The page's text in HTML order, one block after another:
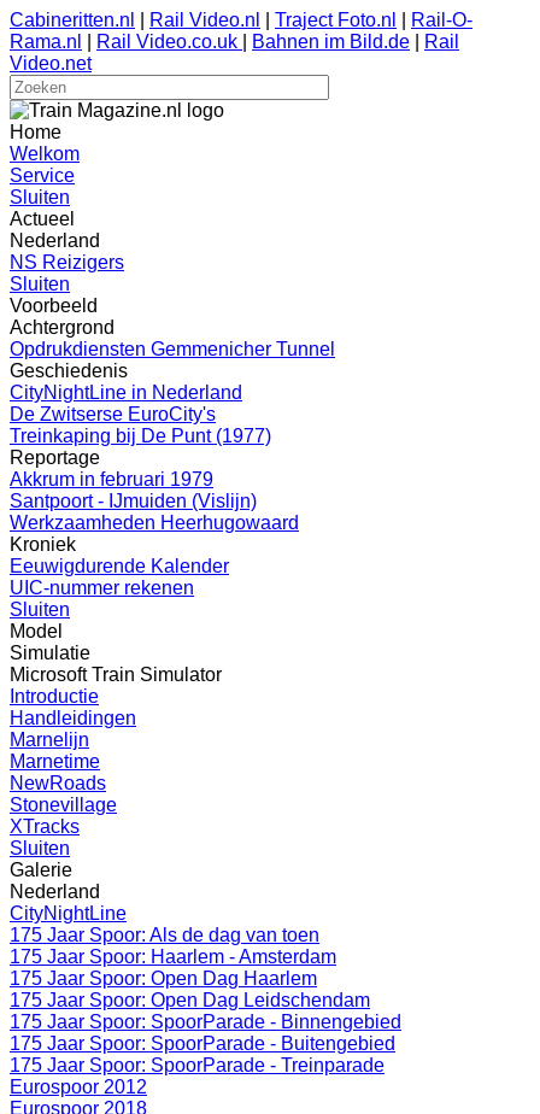
Cabineritten.nl Rail Video.nl Traject Foto.nl
Rail-O-
Rama.nl
Rail Video.co.uk Bahnen im Bild.de
Rail
Video.net
Home
Welkom
Service
Sluiten
Actueel
Nederland
NS Reizigers
Sluiten
Voorbeeld
Achtergrond
Opdrukdiensten Gemmenicher Tunnel
Geschiedenis
CityNightLine in Nederland
De Zwitserse EuroCity's
Treinkaping bij De Punt (1977)
Reportage
Akkrum in februari 1979
Santpoort - IJmuiden (Vislijn)
Werkzaamheden Heerhugowaard
Kroniek
Eeuwigdurende Kalender
UIC-nummer rekenen
Sluiten
Model
Simulatie
Microsoft Train Simulator
Introductie
Handleidingen
Marnelijn
Marnetime
NewRoads
Stonevillage
XTracks
Sluiten
Galerie
Nederland
CityNightLine
175 Jaar Spoor: Als de dag van toen
175 Jaar Spoor: Haarlem - Amsterdam
175 Jaar Spoor: Open Dag Haarlem
175 Jaar Spoor: Open Dag Leidschendam
175 Jaar Spoor: SpoorParade - Binnengebied
175 Jaar Spoor: SpoorParade - Buitengebied
175 Jaar Spoor: SpoorParade - Treinparade
Eurospoor 2012
Eurospoor 2018